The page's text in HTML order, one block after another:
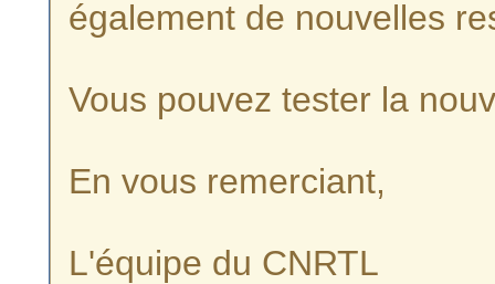
également de nouvelles
Vous pouvez tester la
En vous remerciant,
L'équipe du CNRTL